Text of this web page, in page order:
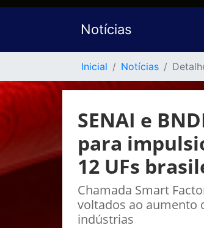
Notícias
Inicial Notícias
SENAI e
para
12 UFs
Chamada Smart
voltados ao aumento
indústrias